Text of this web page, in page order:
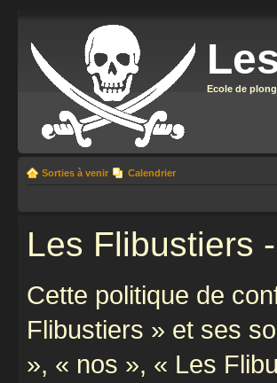
Ecole de
Sorties à venir Calendrier
Les Flibustiers
Cette politique de
Flibustiers » et ses
», « nos », « Les